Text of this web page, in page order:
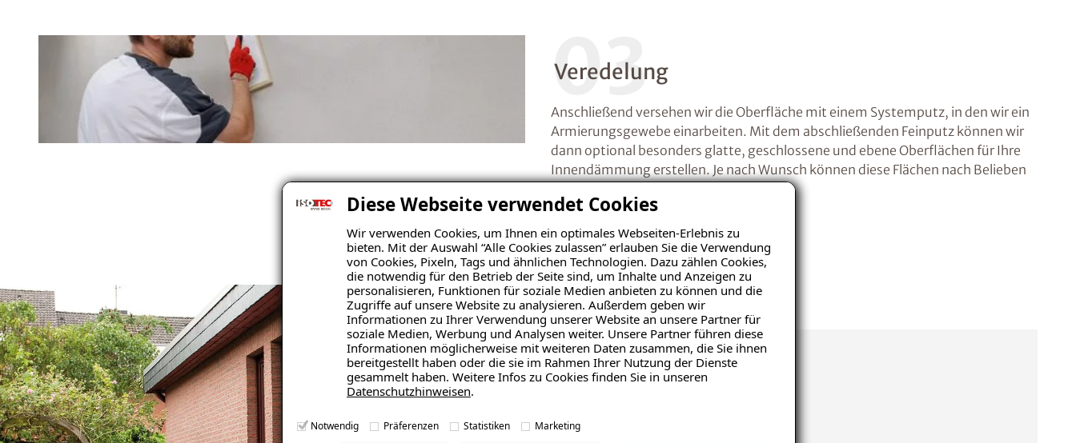
Diese Webseite verwendet Cookies
Wir verwenden Cookies, um Ihnen ein optimales Webseiten-Erlebnis zu
bieten. Mit der Auswahl “Alle Cookies zulassen” erlauben Sie die Verwendung
von Cookies, Pixeln, Tags und ähnlichen Technologien. Dazu zählen Cookies,
die notwendig für den Betrieb der Seite sind, um Inhalte und Anzeigen zu
personalisieren, Funktionen für soziale Medien anbieten zu können und die
Zugriffe auf unsere Website zu analysieren. Außerdem geben wir
Informationen zu Ihrer Verwendung unserer Website an unsere Partner für
soziale Medien, Werbung und Analysen weiter. Unsere Partner führen diese
Informationen möglicherweise mit weiteren Daten zusammen, die Sie ihnen
bereitgestellt haben oder die sie im Rahmen Ihrer Nutzung der Dienste
gesammelt haben. Weitere Infos zu Cookies finden Sie in unseren
Datenschutzhinweisen.
Notwendig Präferenzen Statistiken Marketing
03
Veredelung
Anschließend versehen wir die Oberfläche mit einem Systemputz, in den wir ein
Armierungsgewebe einarbeiten. Mit dem abschließenden Feinputz können wir
dann optional besonders glatte, geschlossene und ebene Oberflächen für Ihre
Innendämmung erstellen. Je nach Wunsch können diese Flächen nach Belieben
UNSERE ZUFRIEDENEN KUNDEN